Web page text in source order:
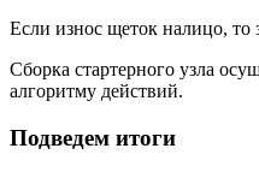
Если износ щеток налицо, то
Сборка стартерного узла
алгоритму действий.
Подведем итоги